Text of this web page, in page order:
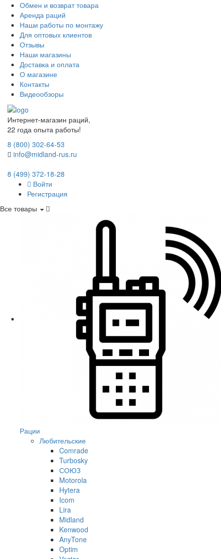
Обмен и возврат товара
Аренда раций
Наши работы по монтажу
Для оптовых клиентов
Отзывы
Наши магазины
Доставка и оплата
О магазине
Контакты
Видеообзоры
Интернет-магазин раций,
22 года опыта работы!
8 (800) 302-64-53
info@midland-rus.ru
8 (499) 372-18-28
Войти
Регистрация
Все товары
Рации
Любительские
Comrade
Turbosky
СОЮЗ
Motorola
Hytera
Icom
Lira
Midland
Kenwood
AnyTone
Optim